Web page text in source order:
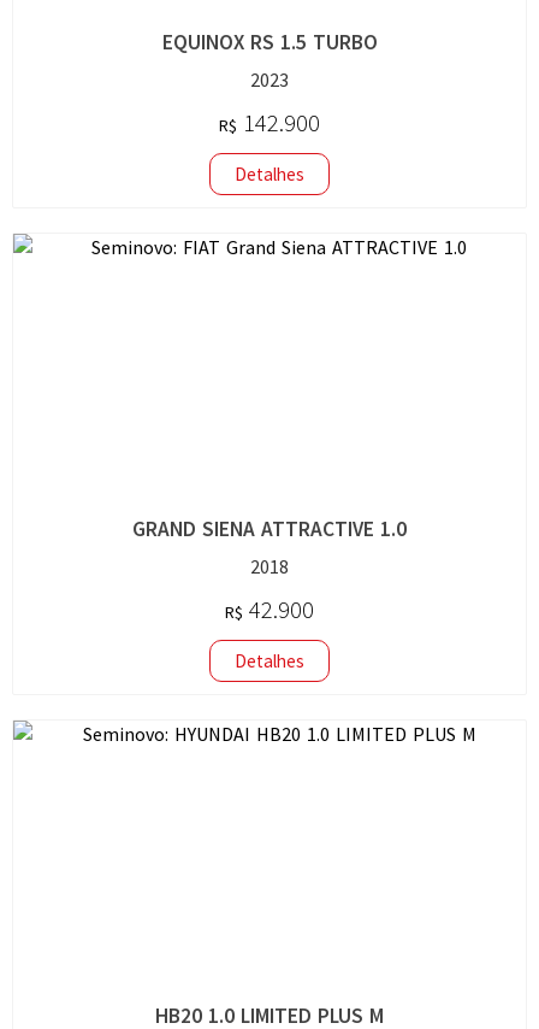
EQUINOX RS 1.5 TURBO
2023
R$ 142.900
Detalhes
GRAND SIENA ATTRACTIVE 1.0
2018
R$ 42.900
Detalhes
HB20 1.0 LIMITED PLUS M